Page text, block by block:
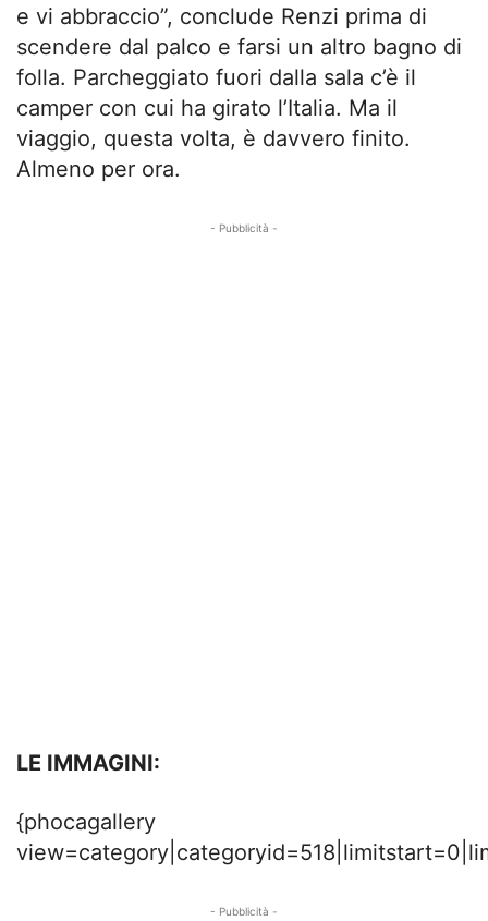
e vi abbraccio”, conclude Renzi prima di
scendere dal palco e farsi un altro bagno di
folla. Parcheggiato fuori dalla sala c’è il
camper con cui ha girato l’Italia. Ma il
viaggio, questa volta, è davvero finito.
Almeno per ora.
- Pubblicità -
LE IMMAGINI:
{phocagallery
- Pubblicità -